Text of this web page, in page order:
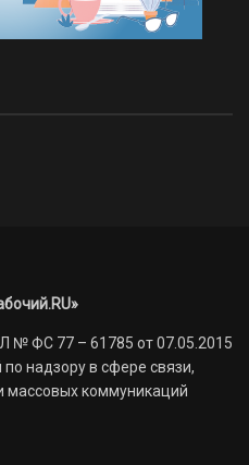
№ ФС 77 – 61785 от 07.05.2015
надзору в сфере связи,
массовых коммуникаций